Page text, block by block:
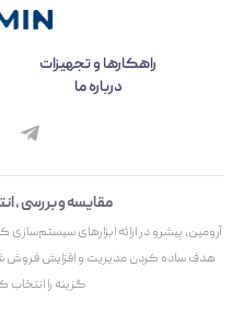
راهکارها و تجهیزات
درباره ما
مقایسه و بررسی ،
آرومین، پیشرو در ارائه ابزارهای سیستم‌سازی
هدف ساده کردن مدیریت و افزایش فروش
گزینه را انتخاب